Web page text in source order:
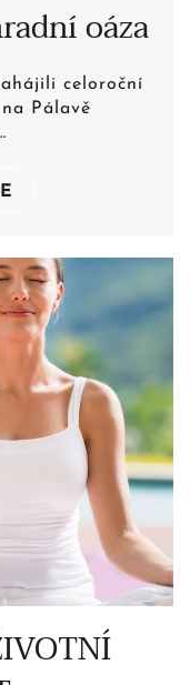
oáza
celoroční
Pálavě